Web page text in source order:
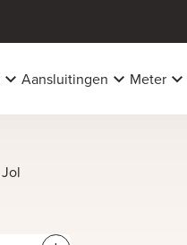
Aansluitingen Meter
Jol